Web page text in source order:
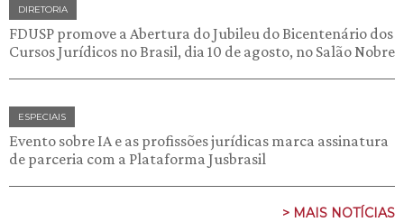
DIRETORIA
FDUSP promove a Abertura do Jubileu do Bicentenário dos
Cursos Jurídicos no Brasil, dia 10 de agosto, no Salão Nobre
ESPECIAIS
Evento sobre IA e as profissões jurídicas marca assinatura
de parceria com a Plataforma Jusbrasil
> MAIS NOTÍCIAS